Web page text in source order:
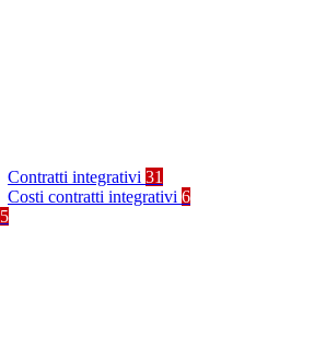
Contratti integrativi 31
Costi contratti integrativi 6
5